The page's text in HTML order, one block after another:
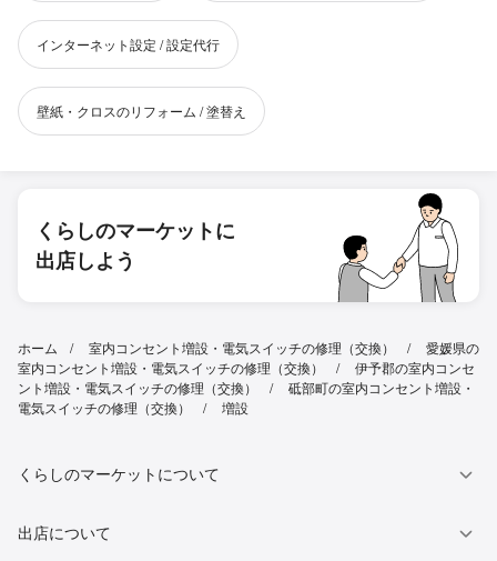
インターネット設定 / 設定代行
壁紙・クロスのリフォーム / 塗替え
くらしのマーケットに
出店しよう
ホーム 室内コンセント増設・電気スイッチの修理（交換）
愛媛県の
室内コンセント増設・電気スイッチの修理（交換）
伊予郡の室内コンセ
ント増設・電気スイッチの修理（交換）
砥部町の室内コンセント増設・
電気スイッチの修理（交換）
増設
くらしのマーケットについて
出店について